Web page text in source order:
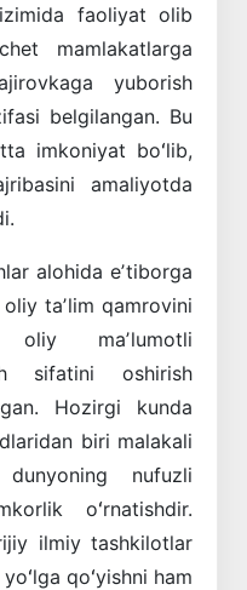
faoliyat olib
mamlakatlarga
yuborish
belgilangan. Bu
imkoniyat boʻlib,
amaliyotda
alohida eʼtiborga
taʼlim qamrovini
oliy maʼlumotli
sifatini oshirish
Hozirgi kunda
biri malakali
nufuzli
oʻrnatishdir.
ilmiy tashkilotlar
qoʻyishni ham